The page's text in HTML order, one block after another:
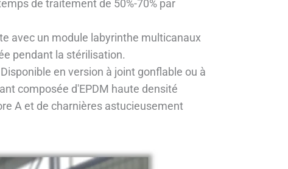
de traitement de 50%-70% par
avec un module labyrinthe multicanaux
pendant la stérilisation.
en version à joint gonflable ou à
composée d'EPDM haute densité
A et de charnières astucieusement